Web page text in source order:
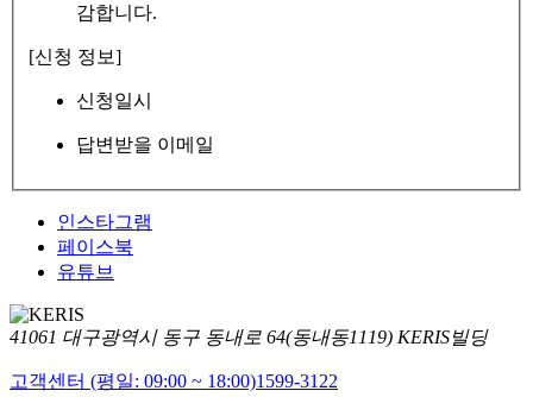
감합니다.
[신청 정보]
신청일시
답변받을 이메일
인스타그램
페이스북
유튜브
41061 대구광역시 동구 동내로 64(동내동1119) KERIS빌딩
고객센터 (평일: 09:00 ~ 18:00)1599-3122